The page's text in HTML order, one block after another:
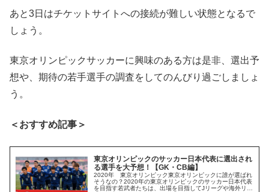
あと3日はチケットサイトへの接続が難しい状態となるで
しょう。
東京オリンピックサッカーに興味のある方は是非、選出予
想や、期待の若手選手の調査をしてのんびり過ごしましょ
う。
＜おすすめ記事＞
東京オリンピックのサッカー日本代表に選出され
る選手を大予想！【GK・CB編】
2020年 東京オリンピック東京オリンピックに誰が選ばれ
そうなの？2020年の東京オリンピックのサッカー日本代表
を目指す若武者たちは、出場を目指してJリーグや海外リー